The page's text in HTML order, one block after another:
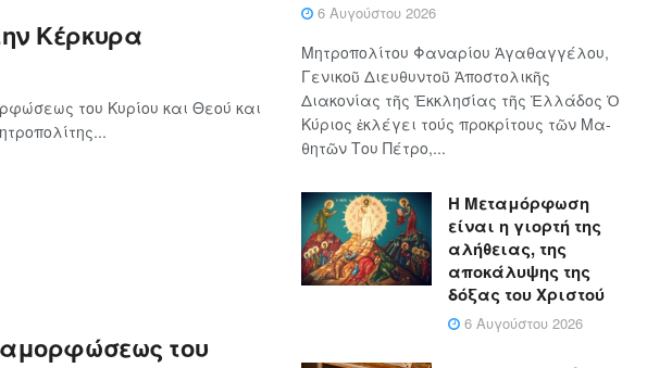
Κέρκυρα
του Κυρίου και Θεού και
του
6 Αυγούστου 2026
Μητροπολίτου Φαναρίου Ἀγαθαγγέλου,
Γενικοῦ Διευθυντοῦ Ἀποστολικῆς
Διακονίας τῆς Ἐκκλησίας τῆς Ἑλλάδος Ὁ
Κύ­ρι­ος ἐκλέγει τούς προ­κρί­τους τῶν Μα­
θη­τῶν Του Πέ­τρο,...
Η Μεταμόρφωση
είναι η γιορτή της
αλήθειας, της
αποκάλυψης της
δόξας του Χριστού
6 Αυγούστου 2026